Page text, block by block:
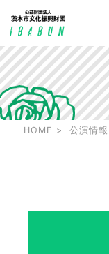
HOME 公演情報